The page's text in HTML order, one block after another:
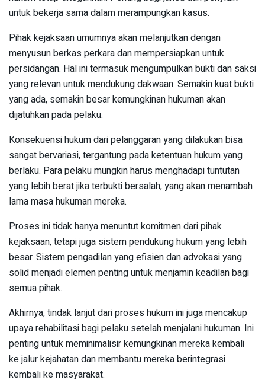
untuk bekerja sama dalam merampungkan kasus.
Pihak kejaksaan umumnya akan melanjutkan dengan
menyusun berkas perkara dan mempersiapkan untuk
persidangan. Hal ini termasuk mengumpulkan bukti dan saksi
yang relevan untuk mendukung dakwaan. Semakin kuat bukti
yang ada, semakin besar kemungkinan hukuman akan
dijatuhkan pada pelaku.
Konsekuensi hukum dari pelanggaran yang dilakukan bisa
sangat bervariasi, tergantung pada ketentuan hukum yang
berlaku. Para pelaku mungkin harus menghadapi tuntutan
yang lebih berat jika terbukti bersalah, yang akan menambah
lama masa hukuman mereka.
Proses ini tidak hanya menuntut komitmen dari pihak
kejaksaan, tetapi juga sistem pendukung hukum yang lebih
besar. Sistem pengadilan yang efisien dan advokasi yang
solid menjadi elemen penting untuk menjamin keadilan bagi
semua pihak.
Akhirnya, tindak lanjut dari proses hukum ini juga mencakup
upaya rehabilitasi bagi pelaku setelah menjalani hukuman. Ini
penting untuk meminimalisir kemungkinan mereka kembali
ke jalur kejahatan dan membantu mereka berintegrasi
kembali ke masyarakat.